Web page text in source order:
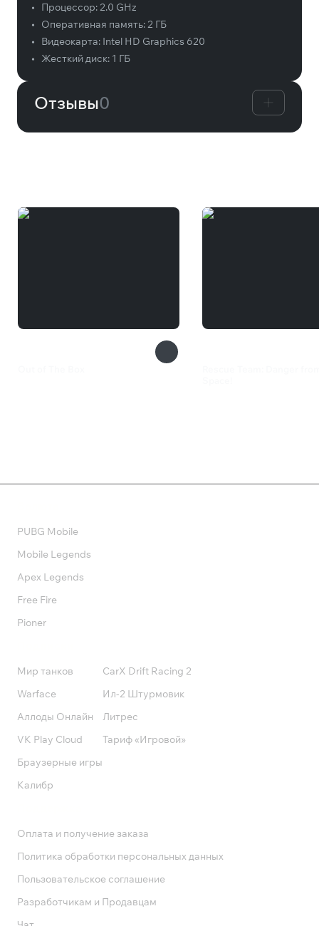
•
Процессор:2.0 GHz
•
Оперативная память:2 ГБ
•
Видеокарта: Intel HD Graphics 620
•
Жесткий диск: 1 ГБ
Отзывы0
PUBG Mobile
Mobile Legends
Apex Legends
Free Fire
Pioner
Мир танков
Warface
Аллоды Онлайн
VK Play Cloud
Браузерные игры
Калибр
CarX Drift Racing 2
Ил-2 Штурмовик
Литрес
Тариф «Игровой»
Оплата и получение заказа
Политика обработки персональных данных
Пользовательское соглашение
Разработчикам и Продавцам